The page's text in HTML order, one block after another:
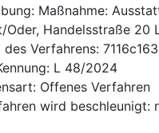
: Maßnahme:
Oder, Handelsstraße 20
des Verfahrens:
: L 48/2024
: Offenes Verfahren
wird beschleunigt: